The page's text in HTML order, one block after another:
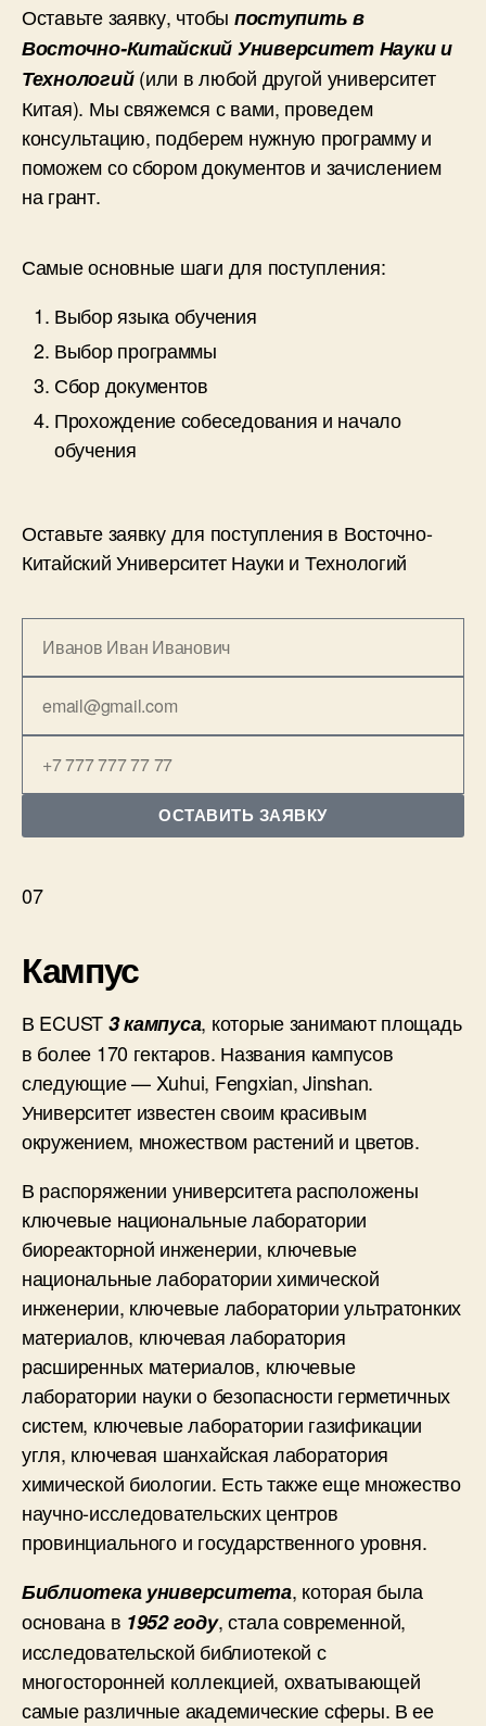
Оставьте заявку, чтобы поступить в
Восточно-Китайский Университет Науки и
Технологий(или в любой другой университет
Китая). Мы свяжемся с вами, проведем
консультацию, подберем нужную программу и
поможем со сбором документов и зачислением
на грант.
Самые основные шаги для поступления:
Выбор языка обучения
Выбор программы
Сбор документов
Прохождение собеседования и начало
обучения
Оставьте заявку для поступления в Восточно-
Китайский Университет Науки и Технологий
ОСТАВИТЬ ЗАЯВКУ
07
Кампус
В ECUST3 кампуса, которые занимают площадь
в более 170 гектаров. Названия кампусов
следующие — Xuhui, Fengxian, Jinshan.
Университет известен своим красивым
окружением, множеством растений и цветов.
В распоряжении университета расположены
ключевые национальные лаборатории
биореакторной инженерии, ключевые
национальные лаборатории химической
инженерии, ключевые лаборатории ультратонких
материалов, ключевая лаборатория
расширенных материалов, ключевые
лаборатории науки о безопасности герметичных
систем, ключевые лаборатории газификации
угля, ключевая шанхайская лаборатория
химической биологии. Есть также еще множество
научно-исследовательских центров
провинциального и государственного уровня.
Библиотека университета, которая была
основана в 1952 году, стала современной,
исследовательской библиотекой с
многосторонней коллекцией, охватывающей
самые различные академические сферы. В ее